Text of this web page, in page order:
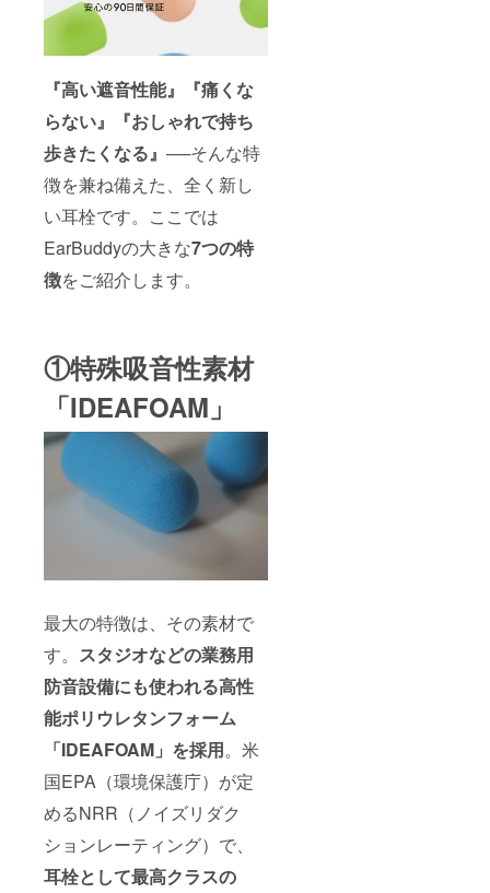
『高い遮音性能』
『痛くな
らない』
『おしゃれで持ち
歩きたくなる』──そんな特
徴を兼ね備えた、全く新し
い耳栓です。ここでは
EarBuddyの大きな7つの特
徴をご紹介します。
①特殊吸音性素材
「IDEAFOAM」
最大の特徴は、その素材で
す。 スタジオなどの業務用
防音設備にも使われる高性
能ポリウレタンフォーム
「IDEAFOAM」を採用。米
国EPA（環境保護庁）が定
めるNRR（ノイズリダク
ションレーティング）で、
耳栓として最高クラスの